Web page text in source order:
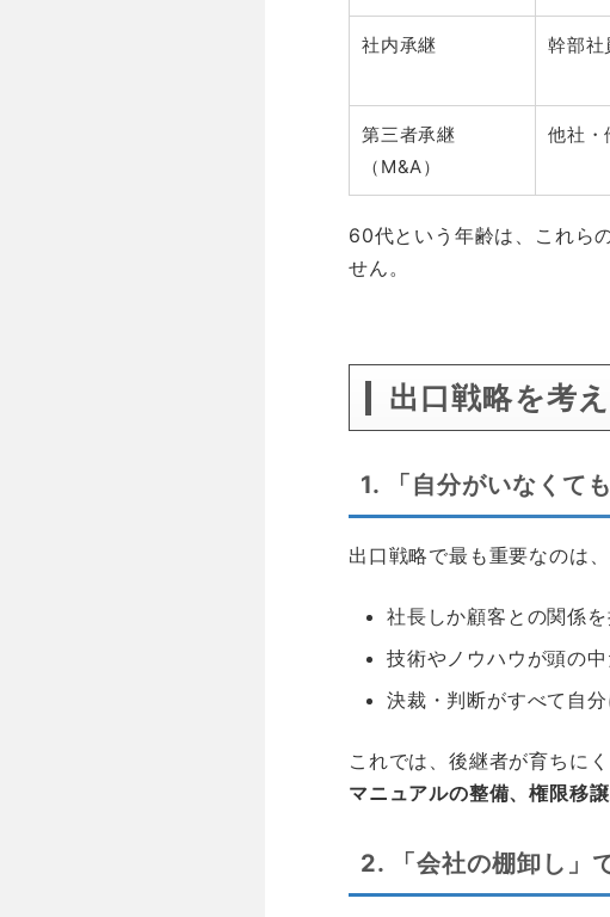
社内承継 幹部社
第三者承継
（M&A）
他社・
60代という年齢は、これら
せん。
出口戦略を考
1. 「自分がいなくて
出口戦略で最も重要なのは
社長しか顧客との関係
技術やノウハウが頭の
決裁・判断がすべて自
これでは、後継者が育ちに
マニュアルの整備、権限移
2. 「会社の棚卸し」